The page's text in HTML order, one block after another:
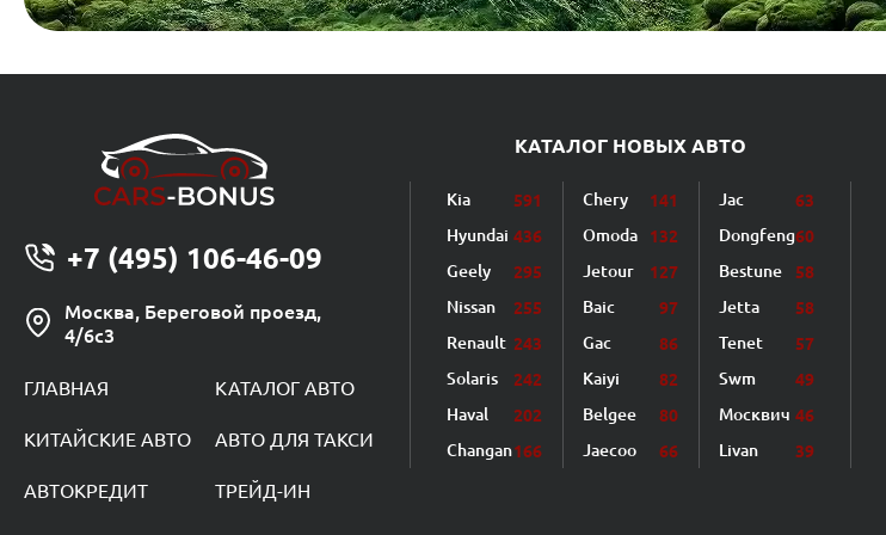
+7 (495) 106-46-09
Москва, Береговой проезд,
4/6с3
ГЛАВНАЯ КАТАЛОГ АВТО
КИТАЙСКИЕ АВТО АВТО ДЛЯ ТАКСИ
АВТОКРЕДИТ ТРЕЙД-ИН
КАТАЛОГ НОВЫХ АВТО
Kia 591
Hyundai 436
Geely 295
Nissan 255
Renault 243
Solaris 242
Haval 202
Changan166
Chery 141
Omoda 132
Jetour 127
Baic 97
Gac 86
Kaiyi 82
Belgee 80
Jaecoo 66
Jac 63
Dongfeng60
Bestune 58
Jetta 58
Tenet 57
Swm 49
Москвич 46
Livan 39